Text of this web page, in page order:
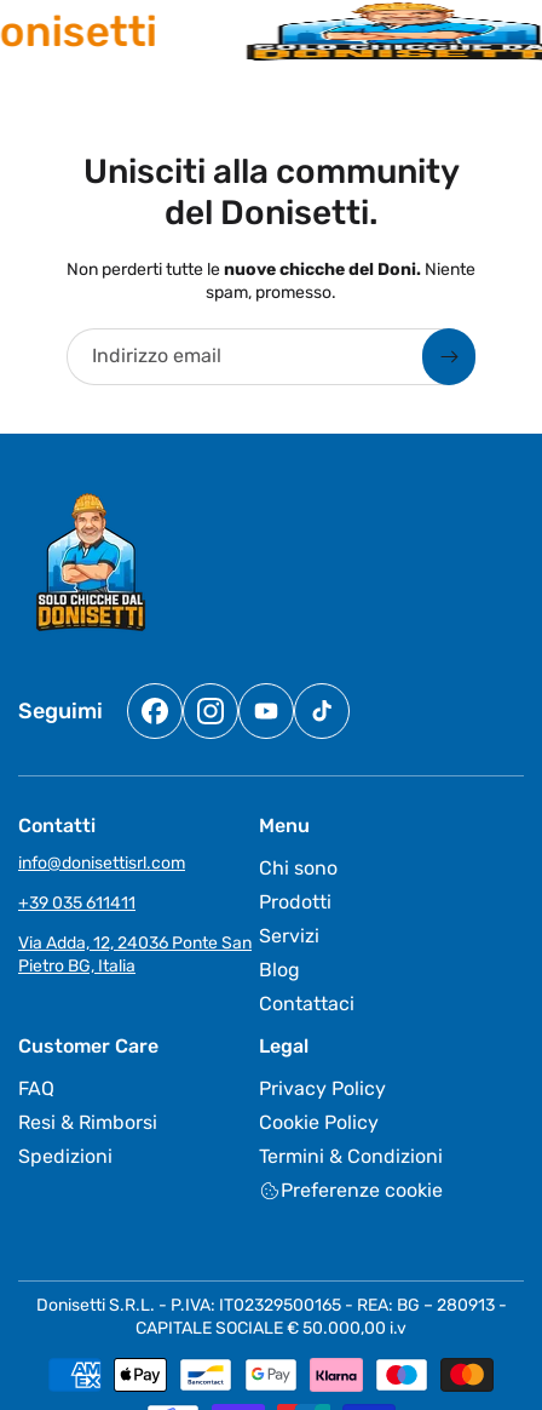
Unisciti alla community
del Donisetti.
Non perderti tutte lenuove chicche del Doni. Niente
spam, promesso.
Indirizzo email
Seguimi
FacebookInstagram
YouTubeTikTok
Contatti
info@donisettisrl.com
+39 035 611411
Via Adda, 12, 24036 Ponte San
Pietro BG, Italia
Menu
Chi sono
Prodotti
Servizi
Blog
Contattaci
Customer Care
FAQ
Resi & Rimborsi
Spedizioni
Legal
Privacy Policy
Cookie Policy
Termini & Condizioni
Preferenze cookie
Donisetti S.R.L. - P.IVA: IT02329500165 - REA: BG – 280913 -
CAPITALE SOCIALE € 50.000,00 i.v
Metodi